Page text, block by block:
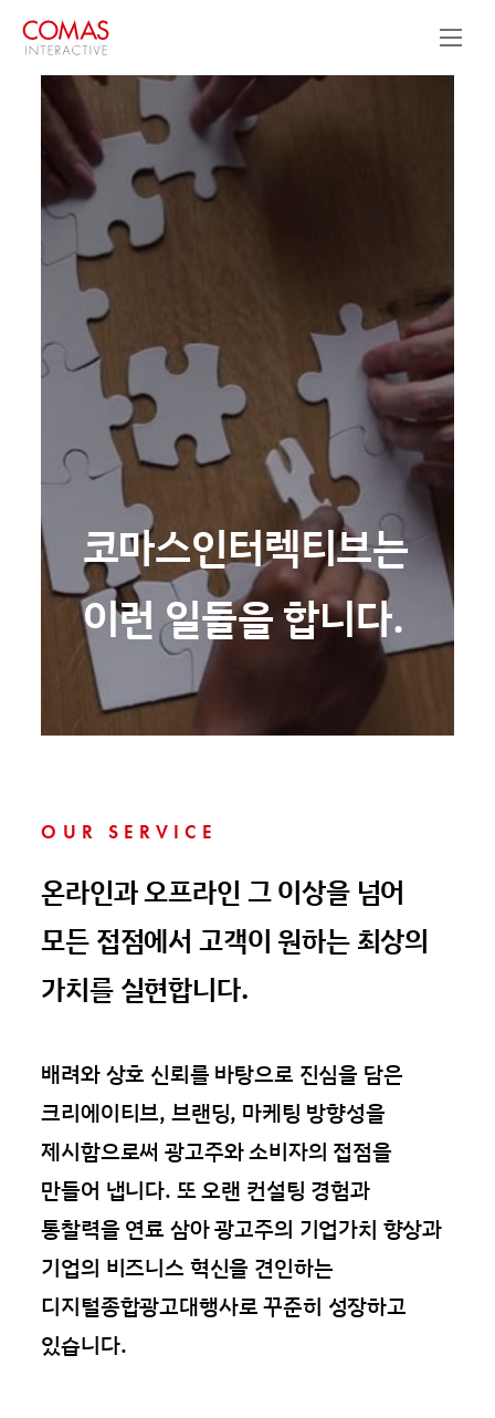
코마스인터렉티브는
이런 일들을 합니다.
OUR SERVICE
온라인과 오프라인 그 이상을 넘어
모든 접점에서 고객이 원하는 최상의
가치를 실현합니다.
배려와 상호 신뢰를 바탕으로 진심을 담은
크리에이티브, 브랜딩, 마케팅 방향성을
제시함으로써 광고주와 소비자의 접점을
만들어 냅니다. 또 오랜 컨설팅 경험과
통찰력을 연료 삼아 광고주의 기업가치 향상과
기업의 비즈니스 혁신을 견인하는
디지털종합광고대행사로 꾸준히 성장하고
있습니다.